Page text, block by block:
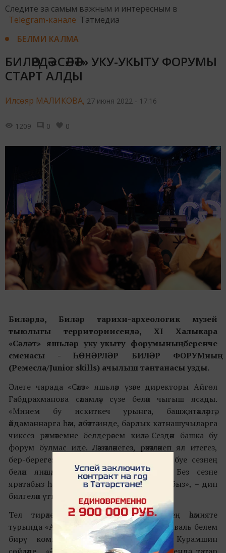
Следите за самым важным и интересным в
Telegram-канале Татмедиа
БЕЛМИ КАЛМА
БИЛӘРДӘ «СӘЛӘТ» УКУ-УКЫТУ ФОРУМЫ
СТАРТ АЛДЫ
Илсөяр МАЛИКОВА, 27 июня 2022 - 17:16
1209 0 0
Биләрдә, Биләр тарихи-археологик музей
тыюлыгы территориисендә, XI Халыкара
«Сәләт» яшьләр уку-укыту форумының беренче
сменасы - ҺӨНӘРЛӘР БИЛӘР ФОРУМның
(Ремесла/Junior skills) ачылыш тантанасы узды.
Әлеге чарада «Сәләт» яшьләр үзәге директоры Айгөл
Габдрахманова сәламләү сүзе белән чыгыш ясады.
«Минем бу искиткеч урынга, башҗитәкләргә,
әйдаманнарга һәм, әлбәттә инде, барлык катнашучыларга
чиксез рәхмәтемне белдерәсем килә. Сездән башка бу
форум булмас иде. Ләззәтләнегез, рәхәтләнеп ял итегез,
бер-берегез белән танышыгыз һәм гомер буе сезнең
белән янәшәдә булачак дуслар табыгыз. Без сезне
яратабыз һәм һәрвакыт «Сәләт»тә күрергә шатбыз», – дип
билгеләп үтте ул.
Тел тирәлегендә татар телен өйрәнүнең әһәмияте
турында «Адымнар – Алабуга» Полилингваль белем
бирү комплексы директоры Надир Курамшин